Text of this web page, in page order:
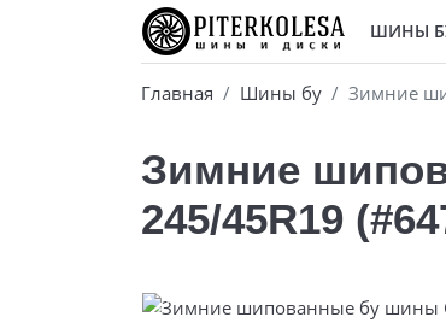
ШИНЫ
Главная Шины бу Зимние
Зимние
245/45R19